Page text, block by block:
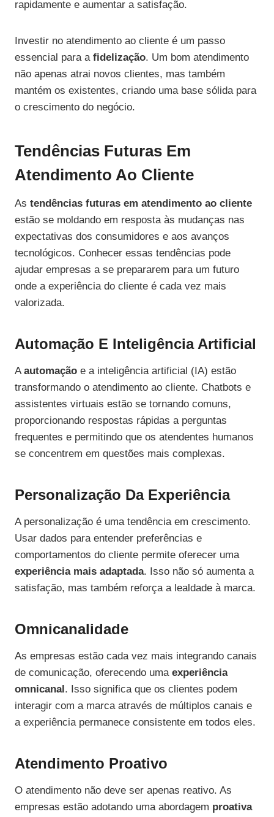
rapidamente e aumentar a satisfação.
Investir no atendimento ao cliente é um passo
essencial para a fidelização. Um bom atendimento
não apenas atrai novos clientes, mas também
mantém os existentes, criando uma base sólida para
o crescimento do negócio.
Tendências Futuras Em
Atendimento Ao Cliente
As tendências futuras em atendimento ao cliente
estão se moldando em resposta às mudanças nas
expectativas dos consumidores e aos avanços
tecnológicos. Conhecer essas tendências pode
ajudar empresas a se prepararem para um futuro
onde a experiência do cliente é cada vez mais
valorizada.
Automação E Inteligência Artificial
Aautomação e a inteligência artificial (IA) estão
transformando o atendimento ao cliente. Chatbots e
assistentes virtuais estão se tornando comuns,
proporcionando respostas rápidas a perguntas
frequentes e permitindo que os atendentes humanos
se concentrem em questões mais complexas.
Personalização Da Experiência
A personalização é uma tendência em crescimento.
Usar dados para entender preferências e
comportamentos do cliente permite oferecer uma
experiência mais adaptada. Isso não só aumenta a
satisfação, mas também reforça a lealdade à marca.
Omnicanalidade
As empresas estão cada vez mais integrando canais
de comunicação, oferecendo uma experiência
omnicanal . Isso significa que os clientes podem
interagir com a marca através de múltiplos canais e
a experiência permanece consistente em todos eles.
Atendimento Proativo
O atendimento não deve ser apenas reativo. As
empresas estão adotando uma abordagem proativa